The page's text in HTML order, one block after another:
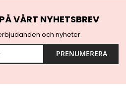
VÅRT NYHETSBREV
och nyheter.
PRENUMERERA